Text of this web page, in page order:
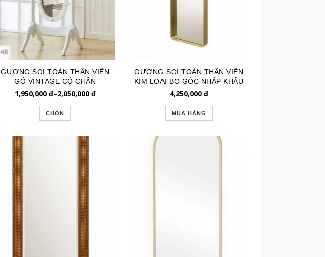
GƯƠNG SOI TOÀN THÂN VIỀN
GỖ VINTAGE CÓ CHÂN
GSTT244
1,950,000đ–2,050,000đ
CHỌN
GƯƠNG SOI TOÀN THÂN VIỀN
KIM LOẠI BO GÓC NHẬP KHẨU
GSTT238
4,250,000 đ
MUA HÀNG